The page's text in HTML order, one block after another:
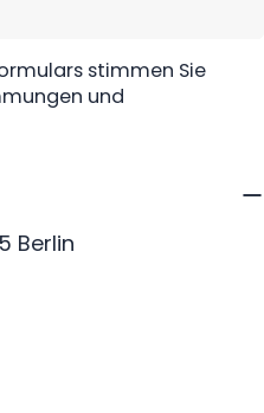
Berlin
stimmen Sie
und